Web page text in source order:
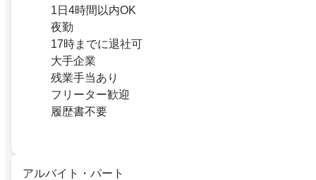
1日4時間以内OK
夜勤
17時までに退社可
大手企業
残業手当あり
フリーター歓迎
履歴書不要
アルバイト・パート